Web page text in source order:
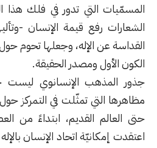
المسمّيات التي تدور في فلك هذا
الشعارات رفع قيمة الإنسان -
القداسة عن الإله، وجعلها تحوم
الكون الأول ومصدر الحقيقة.
جذور المذهب الإنسانوي ليست
مظاهرها التي تمثّلت في التمركز
حتى العالم القديم، ابتداءً من
اعتقدت إمكانيّة اتحاد الإنسان